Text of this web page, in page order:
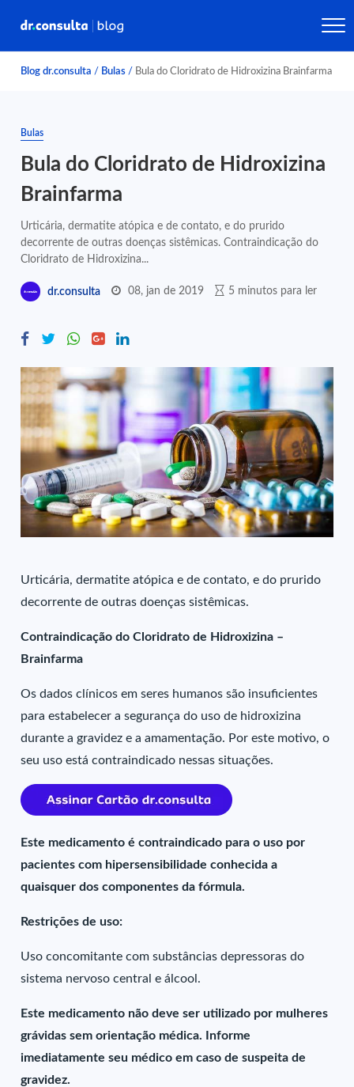
Blog dr.consulta / Bulas / Bula do Cloridrato de Hidroxizina Brainfarma
Bulas
Bula do Cloridrato de Hidroxizina
Brainfarma
Urticária, dermatite atópica e de contato, e do prurido
decorrente de outras doenças sistêmicas. Contraindicação do
Cloridrato de Hidroxizina...
dr.consulta 08, jan de 2019 5 minutos para ler
Urticária, dermatite atópica e de contato, e do prurido
decorrente de outras doenças sistêmicas.
Contraindicação do Cloridrato de Hidroxizina –
Brainfarma
Os dados clínicos em seres humanos são insuficientes
para estabelecer a segurança do uso de hidroxizina
durante a gravidez e a amamentação. Por este motivo, o
seu uso está contraindicado nessas situações.
Este medicamento é contraindicado para o uso por
pacientes com hipersensibilidade conhecida a
quaisquer dos componentes da fórmula.
Restrições de uso:
Uso concomitante com substâncias depressoras do
sistema nervoso central e álcool.
Este medicamento não deve ser utilizado por mulheres
grávidas sem orientação médica. Informe
imediatamente seu médico em caso de suspeita de
gravidez.